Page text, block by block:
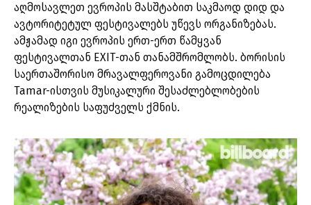
აღმოსავლეთ ევროპის მასშტაბით საკმაოდ დიდ და
ავტორიტეტულ ფესტივალებს უწევს ორგანიზებას.
ამჟამად იგი ევროპის ერთ-ერთ წამყვან
ფესტივალთან EXIT-თან თანამშრომლობს. ბორისის
საერთაშორისო მრავალფეროვანი გამოცდილება
Tamar-ისთვის მუსიკალური შესაძლებლობების
რეალიზების საფუძველს ქმნის.